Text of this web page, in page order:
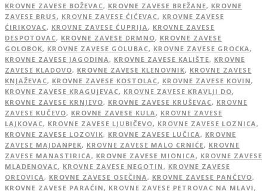
KROVNE ZAVESE BOŽEVAC, KROVNE ZAVESE BREŽANE, KROVNE
ZAVESE BRUS, KROVNE ZAVESE ĆIĆEVAC, KROVNE ZAVESE
ĆIRIKOVAC, KROVNE ZAVESE ĆUPRIJA, KROVNE ZAVESE
DESPOTOVAC, KROVNE ZAVESE DRMNO, KROVNE ZAVESE
GOLOBOK, KROVNE ZAVESE GOLUBAC, KROVNE ZAVESE GROCKA,
KROVNE ZAVESE JAGODINA, KROVNE ZAVESE KALIŠTE, KROVNE
ZAVESE KLADOVO, KROVNE ZAVESE KLENOVNIK, KROVNE ZAVESE
KNJAŽEVAC, KROVNE ZAVESE KOSTOLAC, KROVNE ZAVESE KOVIN,
KROVNE ZAVESE KRAGUJEVAC, KROVNE ZAVESE KRAVLJI DO,
KROVNE ZAVESE KRNJEVO, KROVNE ZAVESE KRUŠEVAC, KROVNE
ZAVESE KUČEVO, KROVNE ZAVESE KULA, KROVNE ZAVESE
LAJKOVAC, KROVNE ZAVESE LJUBIČEVO, KROVNE ZAVESE LOZNICA,
KROVNE ZAVESE LOZOVIK, KROVNE ZAVESE LUČICA, KROVNE
ZAVESE MAJDANPEK, KROVNE ZAVESE MALO CRNIĆE, KROVNE
ZAVESE MANASTIRICA, KROVNE ZAVESE MIONICA, KROVNE ZAVESE
MLADENOVAC, KROVNE ZAVESE NEGOTIN, KROVNE ZAVESE
OREOVICA, KROVNE ZAVESE OSEČINA, KROVNE ZAVESE PANČEVO,
KROVNE ZAVESE PARAĆIN, KROVNE ZAVESE PETROVAC NA MLAVI,